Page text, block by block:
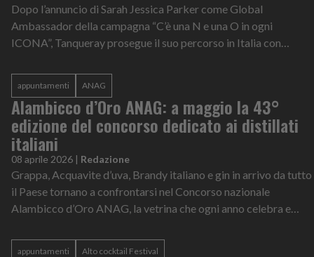
Dopo l’annuncio di Sarah Jessica Parker come Global
Ambassador della campagna “C’è una N e una O in ogni
ICONA”, Tanqueray prosegue il suo percorso in Italia con
appuntamenti ANAG
Alambicco d’Oro ANAG: a maggio la 43°
edizione del concorso dedicato ai distillati
italiani
08 aprile 2026 | Redazione
Grappa, Acquavite d’uva, Brandy italiano e gin in arrivo da tutto
il Paese tornano a confrontarsi nel Concorso nazionale
Alambicco d’Oro ANAG, la vetrina che ogni anno celebra e
appuntamenti Alto cocktail Festival